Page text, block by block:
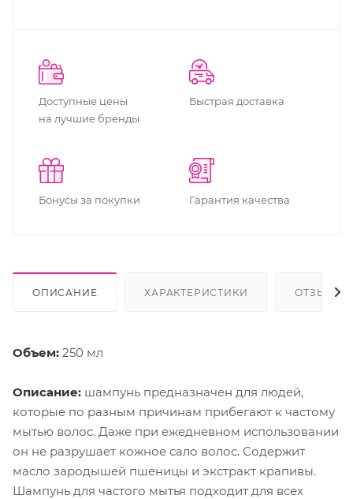
Доступные цены
на лучшие бренды
Быстрая доставка
Бонусы за покупки Гарантия качества
ОПИСАНИЕ ХАРАКТЕРИСТИКИ ОТЗЫВЫ
Объем: 250 мл
Описание: шампунь предназначен для людей,
которые по разным причинам прибегают к частому
мытью волос. Даже при ежедневном использовании
он не разрушает кожное сало волос. Содержит
масло зародышей пшеницы и экстракт крапивы.
Шампунь для частого мытья подходит для всех